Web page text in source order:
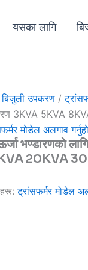
यसका लागि
बिजुली उपकरण /
3KVA 5KVA
मोडेल अलगाव
भण्डारणको
20KVA
ट्रांसफर्मर मोडेल